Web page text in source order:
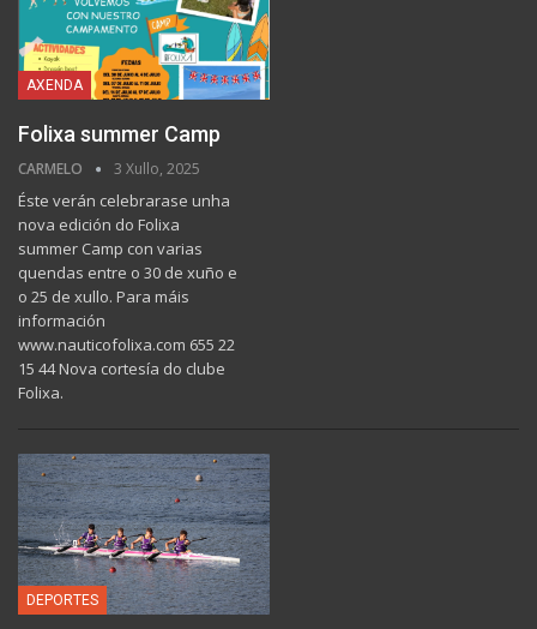
AXENDA
Folixa summer Camp
CARMELO 3 Xullo, 2025
Éste verán celebrarase unha
nova edición do Folixa
summer Camp con varias
quendas entre o 30 de xuño e
o 25 de xullo. Para máis
información
www.nauticofolixa.com 655 22
15 44 Nova cortesía do clube
Folixa.
DEPORTES